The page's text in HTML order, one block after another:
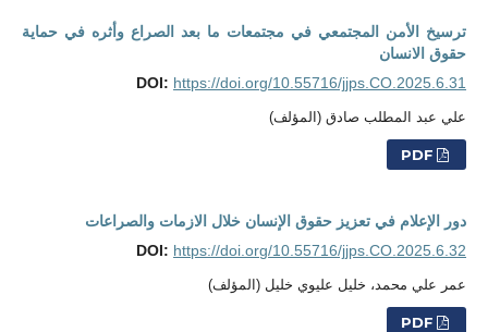
ترسيخ الأمن المجتمعي في مجتمعات ما بعد الصراع وأثره في حماية
حقوق الانسان
DOI: https://doi.org/10.55716/jjps.CO.2025.6.31
علي عبد المطلب صادق (المؤلف)
PDF
دور الإعلام في تعزيز حقوق الإنسان خلال الازمات والصراعات
DOI: https://doi.org/10.55716/jjps.CO.2025.6.32
عمر علي محمد، خليل عليوي خليل (المؤلف)
PDF